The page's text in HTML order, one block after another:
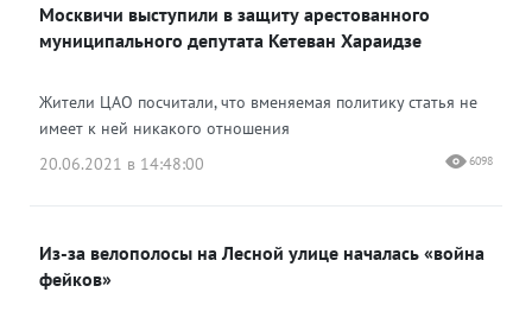
Москвичи выступили в защиту арестованного
муниципального депутата Кетеван Хараидзе
Жители ЦАО посчитали, что вменяемая политику статья не
имеет к ней никакого отношения
20.06.2021 в 14:48:00
6098
Из-за велополосы на Лесной улице началась «война
фейков»